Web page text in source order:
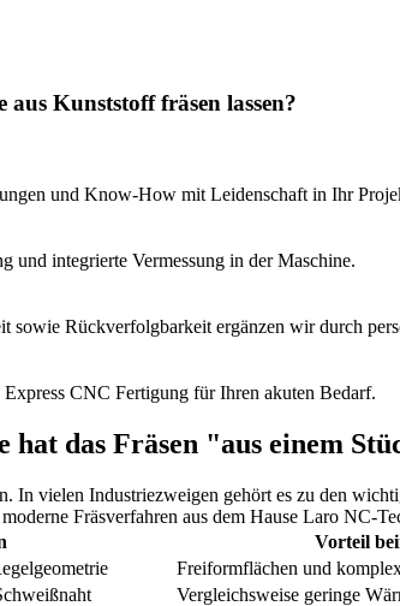
Kunststoff fräsen lassen?
und Know-How mit Leidenschaft in Ihr
und integrierte Vermessung in der Maschine.
Rückverfolgbarkeit ergänzen wir durch
CNC Fertigung für Ihren akuten Bedarf.
das Fräsen "aus einem
In vielen Industriezweigen gehört es zu den
Fräsverfahren aus dem Hause Laro NC-
Vorteil
Freiformflächen und
Vergleichsweise geringe